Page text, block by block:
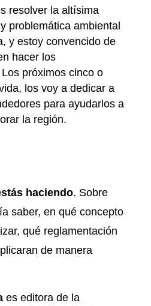
resolver la altísima
problemática ambiental
y estoy convencido de
hacer los
próximos cinco o
los voy a dedicar a
para ayudarlos a
la región.
haciendo. Sobre
saber, en qué concepto
qué reglamentación
de manera
es editora de la